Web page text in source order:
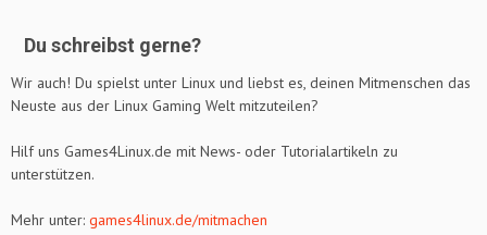
Du schreibst gerne?
Wir auch! Du spielst unter Linux und liebst es, deinen Mitmenschen das
Neuste aus der Linux Gaming Welt mitzuteilen?
Hilf uns Games4Linux.de mit News- oder Tutorialartikeln zu
unterstützen.
Mehr unter: games4linux.de/mitmachen